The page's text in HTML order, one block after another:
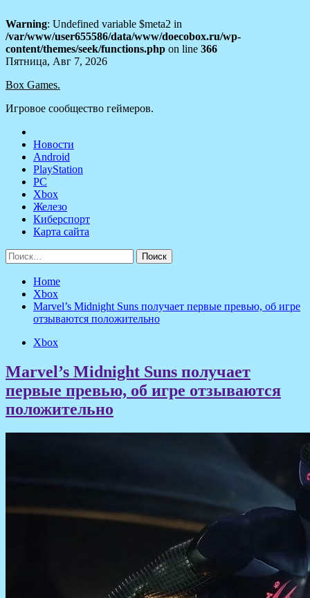
Warning: Undefined variable $meta2 in
/var/www/user655586/data/www/doecobox.ru/wp-
content/themes/seek/functions.php on line 366
Skip
content
Пятница, Авг 7, 2026
Box Games.
Игровое сообщество геймеров.
Новости
Android
PlayStation
PC
Xbox
Железо
Киберспорт
Карта сайта
Найти:
Home
Xbox
Marvel’s Midnight Suns получает первые превью, об игре
отзываются положительно
Xbox
Marvel’s Midnight Suns получает
первые превью, об игре отзываются
положительно